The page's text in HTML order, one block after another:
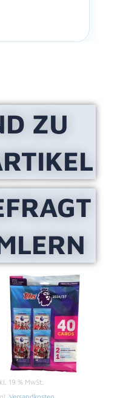
ZU
19 % MwSt.